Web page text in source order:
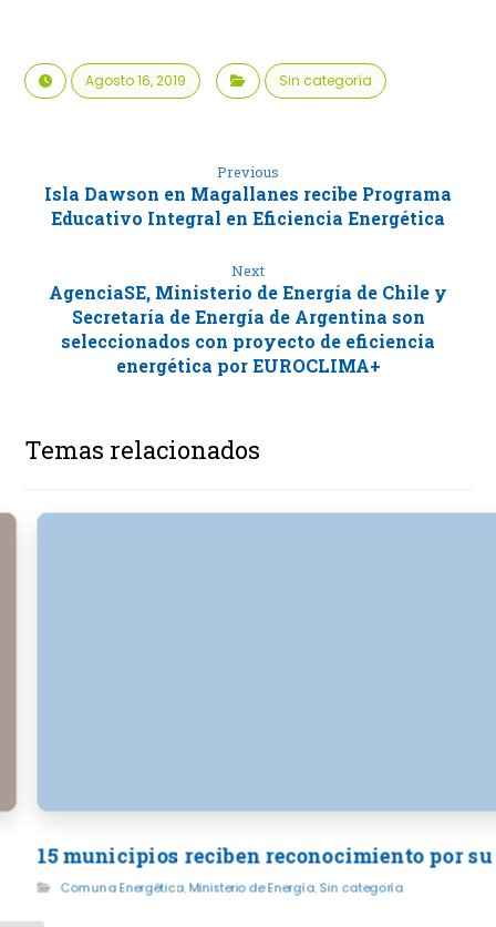
Agosto 16, 2019 Sin categoría
Previous
Isla Dawson en Magallanes recibe Programa
Educativo Integral en Eficiencia Energética
Next
AgenciaSE, Ministerio de Energía de Chile y
Secretaría de Energía de Argentina son
seleccionados con proyecto de eficiencia
energética por EUROCLIMA+
Temas relacionados
15 municipios reciben reconocimiento por
Comuna Energética,Ministerio de Energía,Sin categoría